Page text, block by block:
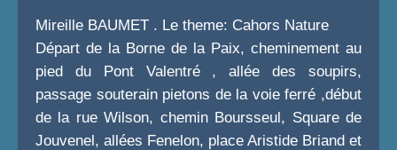
Mireille BAUMET . Le theme: Cahors Nature
Départ de la Borne de la Paix, cheminement au
pied du Pont Valentré , allée des soupirs,
passage souterain pietons de la voie ferré ,début
de la rue Wilson, chemin Boursseul, Square de
Jouvenel, allées Fenelon, place Aristide Briand et